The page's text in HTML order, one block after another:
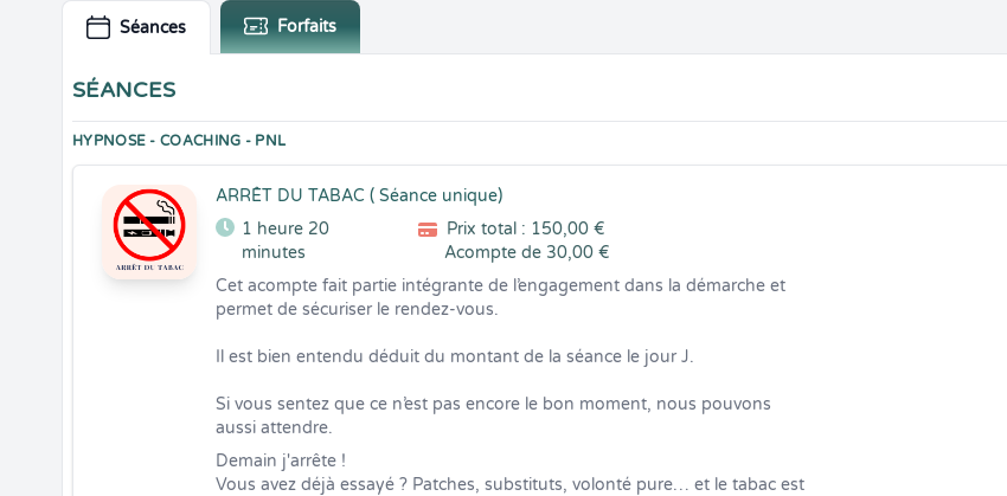
Séances Forfaits
SÉANCES
HYPNOSE - COACHING - PNL
ARRÊT DU TABAC ( Séance unique)
1 heure 20
minutes
Prix total : 150,00 €
Acompte de 30,00 €
Cet acompte fait partie intégrante de l’engagement dans la démarche et
permet de sécuriser le rendez-vous.
Il est bien entendu déduit du montant de la séance le jour J.
Si vous sentez que ce n’est pas encore le bon moment, nous pouvons
aussi attendre.
Demain j'arrête !
Vous avez déjà essayé ? Patches, substituts, volonté pure… et le tabac est